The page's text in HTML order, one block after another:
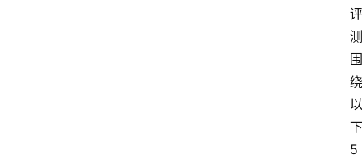
评
测
围
绕
以
下
5